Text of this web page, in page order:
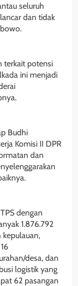
seluruh
dan tidak
terkait potensi
ini menjadi
Budhi
Komisi II DPR
dan
dengan
1.876.792
desa, dan
logistik yang
62 pasangan